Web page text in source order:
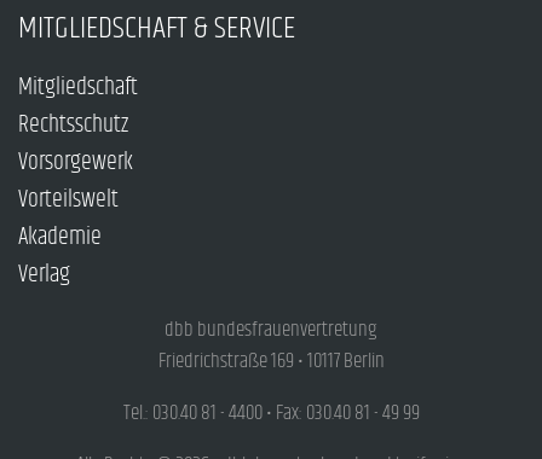
MITGLIEDSCHAFT & SERVICE
Mitgliedschaft
Rechtsschutz
Vorsorgewerk
Vorteilswelt
Akademie
Verlag
dbb bundesfrauenvertretung
Friedrichstraße 169 • 10117 Berlin
Tel.: 030.40 81 - 4400 • Fax: 030.40 81 - 49 99